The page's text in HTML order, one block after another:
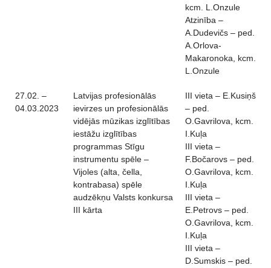
kcm. L.Onzule
Atzinība –
A.Dudevičs – ped.
A.Orlova-
Makaronoka, kcm.
L.Onzule
27.02. –
04.03.2023
Latvijas profesionālās
ievirzes un profesionālās
vidējās mūzikas izglītības
iestāžu izglītības
programmas Stīgu
instrumentu spēle –
Vijoles (alta, čella,
kontrabasa) spēle
audzēkņu Valsts konkursa
III kārta
III vieta – E.Kusiņš
– ped.
O.Gavrilova, kcm.
I.Kuļa
III vieta –
F.Bočarovs – ped.
O.Gavrilova, kcm.
I.Kuļa
III vieta –
E.Petrovs – ped.
O.Gavrilova, kcm.
I.Kuļa
III vieta –
D.Sumskis – ped.